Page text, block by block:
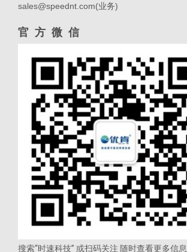
sales@speednt.com(业务)
官方微信
搜索“时速科技” 或扫码关注 随时查看更多信息